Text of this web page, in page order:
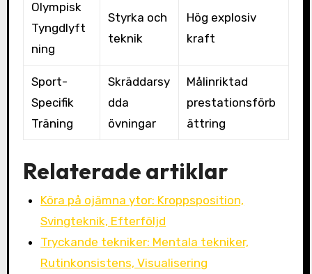
Olympisk
Tyngdlyft
ning
Styrka och
teknik
Hög explosiv
kraft
Sport-
Specifik
Träning
Skräddarsy
dda
övningar
Målinriktad
prestationsförb
ättring
Relaterade artiklar
Köra på ojämna ytor: Kroppsposition,
Svingteknik, Efterföljd
Tryckande tekniker: Mentala tekniker,
Rutinkonsistens, Visualisering